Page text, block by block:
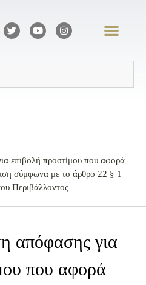
επιβολή προστίμου που αφορά
σύμφωνα με το άρθρο 22 § 1
Περιβάλλοντος
απόφασης για
που αφορά